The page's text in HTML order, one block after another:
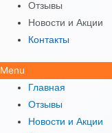
Отзывы
Новости и Акции
Контакты
Menu
Главная
Отзывы
Новости и Акции